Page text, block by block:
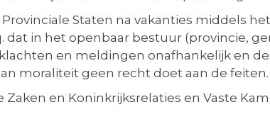
Staten na vakanties middels
in het openbaar bestuur (provincie,
en meldingen onafhankelijk en
moraliteit geen recht doet aan de feiten.
en Koninkrijksrelaties en Vaste